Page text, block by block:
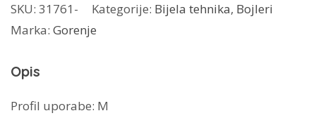
količina
SKU: 31761- Kategorije: Bijela tehnika, Bojleri
Marka: Gorenje
Opis
Profil uporabe: M